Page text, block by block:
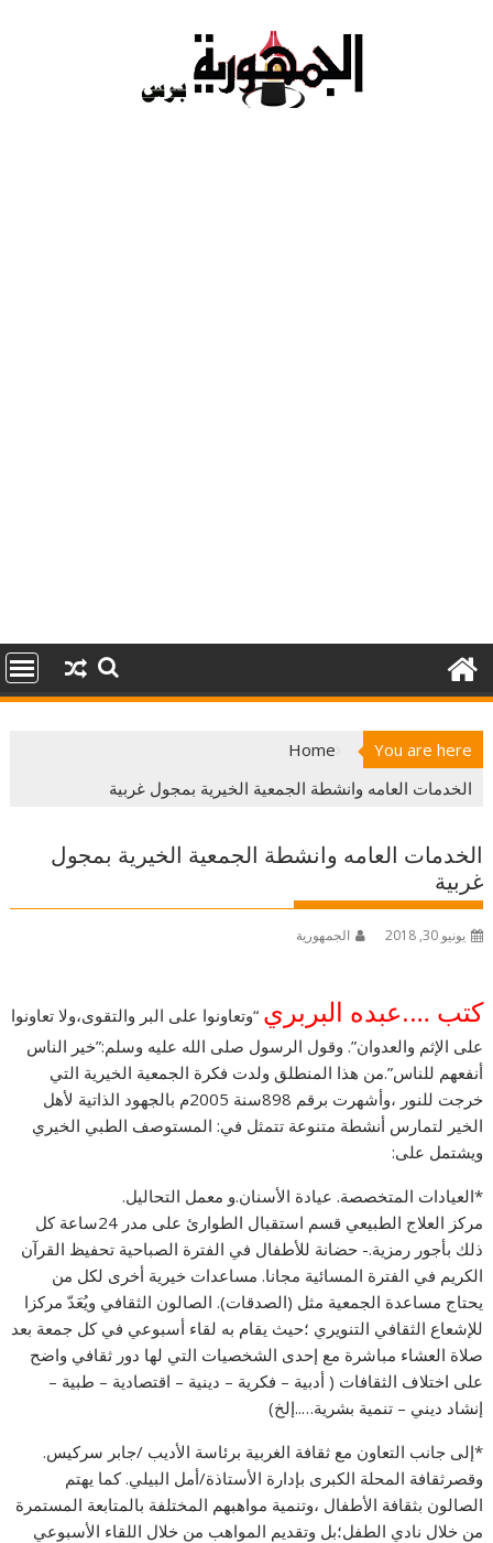
You are here
Home
الخدمات العامه وانشطة الجمعية الخيرية بمجول غربية
الخدمات العامه وانشطة الجمعية الخيرية بمجول
غربية
يونيو 30, 2018 الجمهورية
كتب ….عبده البربري “وتعاونوا على البر والتقوى،ولا تعاونوا
على الإثم والعدوان”. وقول الرسول صلى الله عليه وسلم:”خير الناس
أنفعهم للناس”.من هذا المنطلق ولدت فكرة الجمعية الخيرية التي
خرجت للنور ،وأشهرت برقم 898سنة 2005م بالجهود الذاتية لأهل
الخير لتمارس أنشطة متنوعة تتمثل في: المستوصف الطبي الخيري
ويشتمل على:
*العيادات المتخصصة. عيادة الأسنان.و معمل التحاليل.
مركز العلاج الطبيعي قسم استقبال الطوارئ على مدر
24ساعة كل
ذلك بأجور رمزية.- حضانة للأطفال في الفترة الصباحية تحفيظ القرآن
الكريم في الفترة المسائية مجانا. مساعدات خيرية أخرى لكل من
يحتاج مساعدة الجمعية مثل (الصدقات). الصالون الثقافي ويُعَدّ مركزا
للإشعاع الثقافي التنويري ؛حيث يقام به لقاء أسبوعي في كل جمعة بعد
صلاة العشاء مباشرة مع إحدى الشخصيات التي لها دور ثقافي واضح
على اختلاف الثقافات ( أدبية – فكرية – دينية – اقتصادية – طبية –
إنشاد ديني – تنمية بشرية…..إلخ)
*إلى جانب التعاون مع ثقافة الغربية برئاسة الأديب /جابر سركيس.
وقصرثقافة المحلة الكبرى بإدارة الأستاذة/أمل البيلي. كما يهتم
الصالون بثقافة الأطفال ،وتنمية مواهبهم المختلفة بالمتابعة المستمرة
من خلال نادي الطفل؛بل وتقديم المواهب من خلال اللقاء الأسبوعي